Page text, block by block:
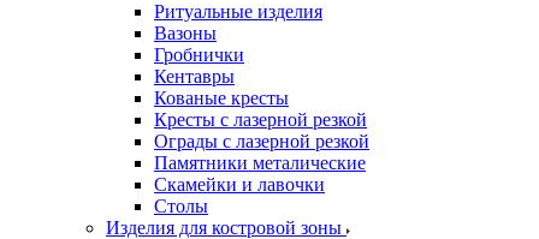
Ритуальные изделия
Вазоны
Гробнички
Кентавры
Кованые кресты
Кресты с лазерной резкой
Ограды с лазерной резкой
Памятники металические
Скамейки и лавочки
Столы
Изделия для костровой зоны